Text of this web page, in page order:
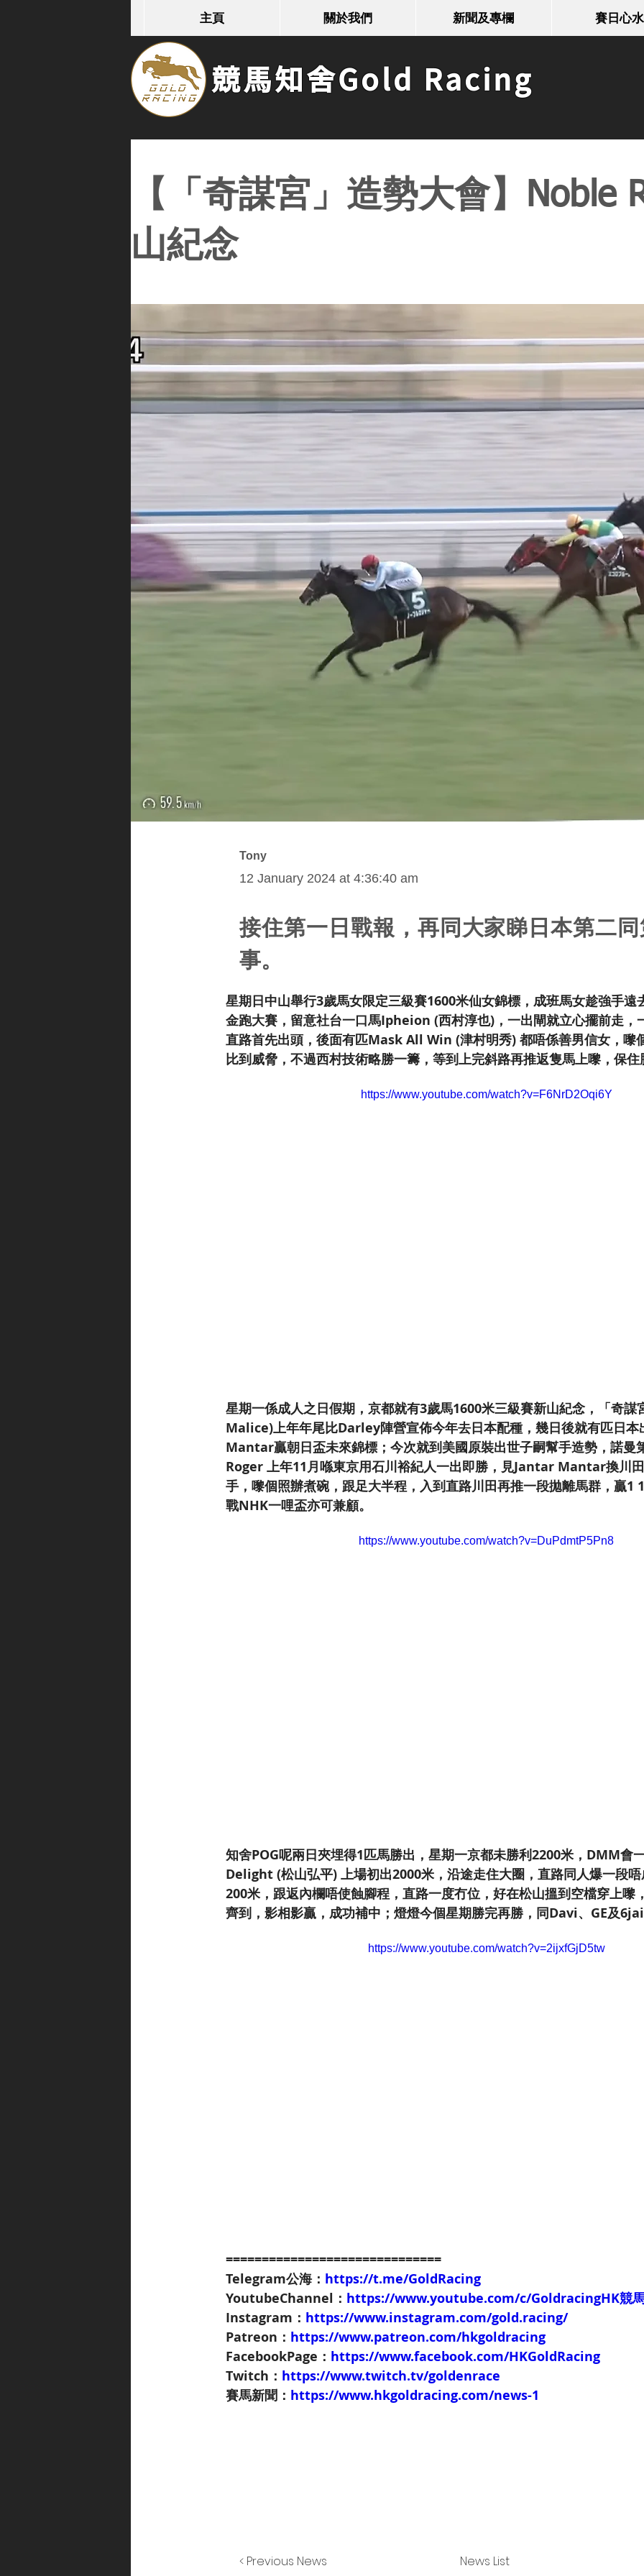
主頁 關於我們 新聞及專欄 賽日心水
競馬知舍Gold Racing
【「奇謀宮」造勢大會】Noble
山紀念
Tony
12 January 2024 at 4:36:40 am
接住第一日戰報，再同大家睇日本第二
事。
星期日中山舉行3歲馬女限定三級賽1600米仙女錦標，成班馬女趁強手遠
金跑大賽，留意社台一口馬Ipheion (西村淳也)，一出閘就立心擺前走，
直路首先出頭，後面有匹Mask All Win (津村明秀) 都唔係善男信女，嚟
比到威脅，不過西村技術略勝一籌，等到上完斜路再推返隻馬上嚟，保住
https://www.youtube.com/watch?v=F6NrD2Oqi6Y
星期一係成人之日假期，京都就有3歲馬1600米三級賽新山紀念，「奇
Malice)上年年尾比Darley陣營宣佈今年去日本配種，幾日後就有匹日
Mantar贏朝日盃未來錦標；今次就到美國原裝出世子嗣幫手造勢，諾
Roger 上年11月喺東京用石川裕紀人一出即勝，見Jantar Mantar換川
手，嚟個照辦煮碗，跟足大半程，入到直路川田再推一段拋離馬群，贏1
戰NHK一哩盃亦可兼顧。
https://www.youtube.com/watch?v=DuPdmtP5Pn8
知舍POG呢兩日夾埋得1匹馬勝出，星期一京都未勝利2200米，DMM會
Delight (松山弘平) 上場初出2000米，沿途走住大圈，直路同人爆一段
200米，跟返內欄唔使蝕腳程，直路一度冇位，好在松山搵到空檔穿上嚟
齊到，影相影贏，成功補中；燈燈今個星期勝完再勝，同Davi、GE及
https://www.youtube.com/watch?v=2ijxfGjD5tw
==============================
Telegram公海： https://t.me/GoldRacing
YoutubeChannel ： https://www.youtube.com/c/GoldracingHK競
Instagram ： https://www.instagram.com/gold.racing/
Patreon ： https://www.patreon.com/hkgoldracing
FacebookPage ： https://www.facebook.com/HKGoldRacing
Twitch ： https://www.twitch.tv/goldenrace
賽馬新聞： https://www.hkgoldracing.com/news-1
< Previous News News List